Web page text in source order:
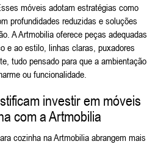
móveis adotam estratégias como
profundidades reduzidas e soluções
A Artmobilia oferece peças adequadas
e ao estilo, linhas claras, puxadores
tudo pensado para que a ambientação
ou funcionalidade.
investir em móveis
com a Artmobilia
cozinha na Artmobilia abrangem mais